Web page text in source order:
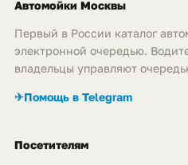
Автомойки Москвы
Первый в России каталог
электронной очередью.
владельцы управляют
✈Помощь в Telegram
Посетителям